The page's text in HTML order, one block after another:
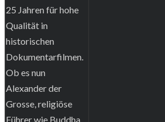
25 Jahren für hohe
Qualität in
historischen
Dokumentarfilmen.
Ob es nun
Alexander der
Grosse, religiöse
Führer wie Buddha